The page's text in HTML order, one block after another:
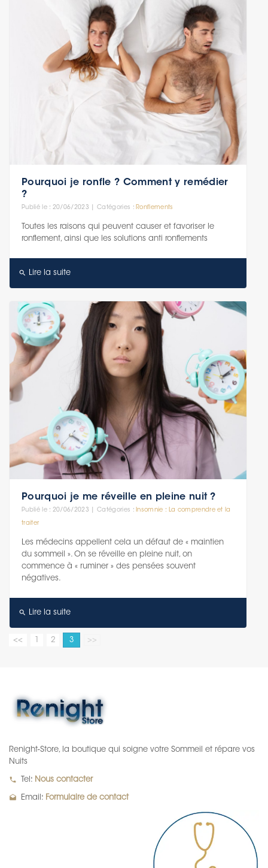
Pourquoi je ronfle ? Comment y remédier
?
Publié le : 20/06/2023 | Catégories :Ronflements
Toutes les raisons qui peuvent causer et favoriser le
ronflement, ainsi que les solutions anti ronflements
search Lire la suite
Pourquoi je me réveille en pleine nuit ?
Publié le : 20/06/2023 | Catégories :Insomnie : La comprendre et la
traiter
Les médecins appellent cela un défaut de « maintien
du sommeil ». On se réveille en pleine nuit, on
commence à « ruminer » des pensées souvent
négatives.
search Lire la suite
<< 2 3 >>
Renight-Store, la boutique qui soigne votre Sommeil et répare vos
Nuits
local_phone Tel: Nous contacter
drafts Email: Formulaire de contact